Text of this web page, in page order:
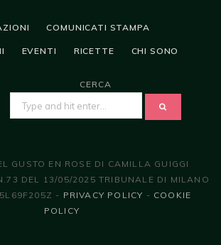
COMUNICATI STAMPA
EVENTI RICETTE CHI SONO
CERCA
FOR:
GUSTO EN ROSE DI CAMILLA GUIGGI
DEL 13/05/2025 TRIBUNALE DI MILANO
- PRIVACY POLICY - COOKIE
POLICY